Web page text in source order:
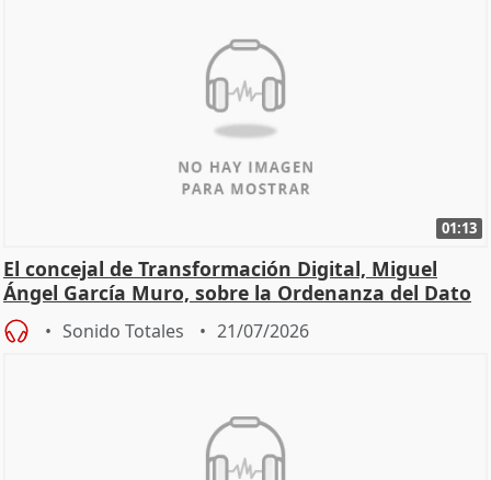
01:13
El concejal de Transformación Digital, Miguel
Ángel García Muro, sobre la Ordenanza del Dato
Sonido Totales 21/07/2026